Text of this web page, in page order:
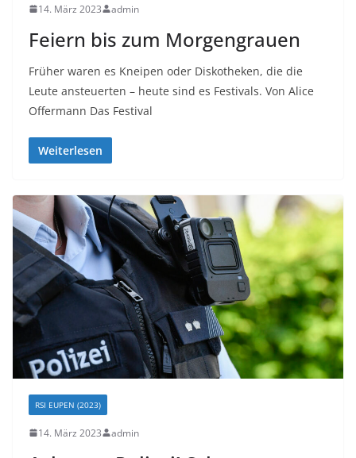
14. März 2023 admin
Feiern bis zum Morgengrauen
Früher waren es Kneipen oder Diskotheken, die die
Leute ansteuerten – heute sind es Festivals. Von Alice
Offermann Das Festival
Weiterlesen
RSI EUPEN (2023)
14. März 2023 admin